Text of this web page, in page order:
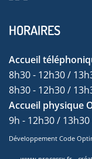
HORAIRES
Accueil
8h30 - 12h30 /
8h30 - 12h30 /
Accueil physique
9h - 12h30 /
Développement Code